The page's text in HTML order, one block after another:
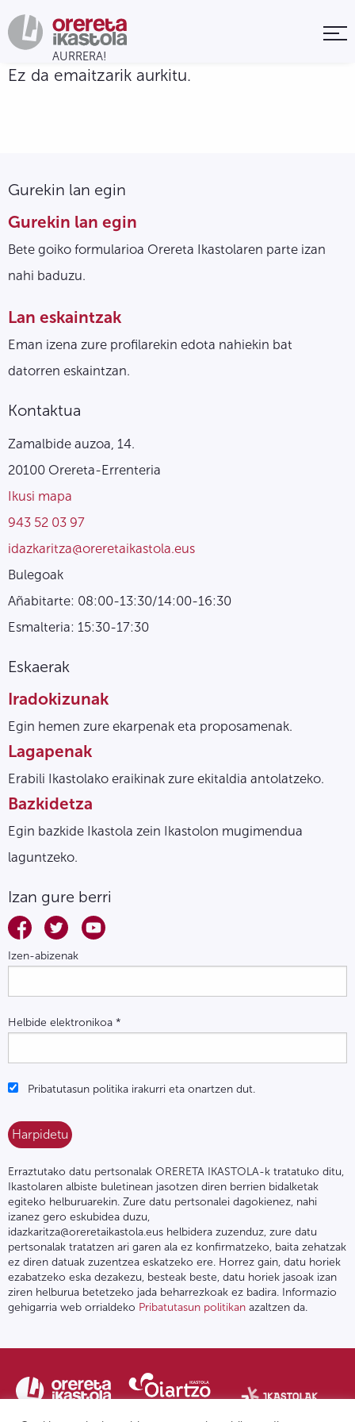
Ez da emaitzarik aurkitu.
Gurekin lan egin
Gurekin lan egin
Bete goiko formularioa Orereta Ikastolaren parte izan
nahi baduzu.
Lan eskaintzak
Eman izena zure profilarekin edota nahiekin bat
datorren eskaintzan.
Kontaktua
Zamalbide auzoa, 14.
20100 Orereta-Errenteria
Ikusi mapa
943 52 03 97
idazkaritza@oreretaikastola.eus
Bulegoak
Añabitarte: 08:00-13:30/14:00-16:30
Esmalteria: 15:30-17:30
Eskaerak
Iradokizunak
Egin hemen zure ekarpenak eta proposamenak.
Lagapenak
Erabili Ikastolako eraikinak zure ekitaldia antolatzeko.
Bazkidetza
Egin bazkide Ikastola zein Ikastolon mugimendua
laguntzeko.
Izan gure berri
Izen-abizenak
Helbide elektronikoa *
Pribatutasun politika irakurri eta onartzen dut.
Erraztutako datu pertsonalak ORERETA IKASTOLA-k tratatuko ditu,
Ikastolaren albiste buletinean jasotzen diren berrien bidalketak
egiteko helburuarekin. Zure datu pertsonalei dagokienez, nahi
izanez gero eskubidea duzu,
idazkaritza@oreretaikastola.eus helbidera zuzenduz, zure datu
pertsonalak tratatzen ari garen ala ez konfirmatzeko, baita zehatzak
ez diren datuak zuzentzea eskatzeko ere. Horrez gain, datu horiek
ezabatzeko eska dezakezu, besteak beste, datu horiek jasoak izan
ziren helburua betetzeko jada beharrezkoak ez badira. Informazio
gehigarria web orrialdeko Pribatutasun politikan azaltzen da.